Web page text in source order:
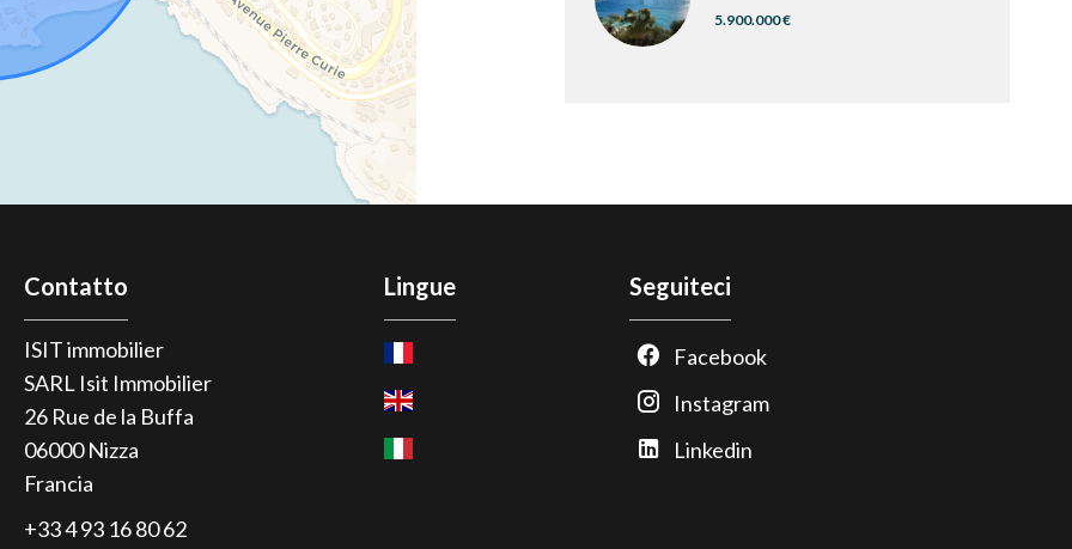
5.900.000 €
Contatto
ISIT immobilier
SARL Isit Immobilier
26 Rue de la Buffa
06000Nizza
Francia
+33 4 93 16 80 62
Lingue Seguiteci
Facebook
Instagram
Linkedin